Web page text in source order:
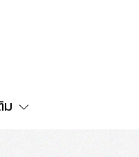
ม